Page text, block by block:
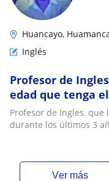
Huancayo,
Inglés
Profesor de
edad que tenga
idioma
Profesor de Ingles,
durante los últimos 3
ver más